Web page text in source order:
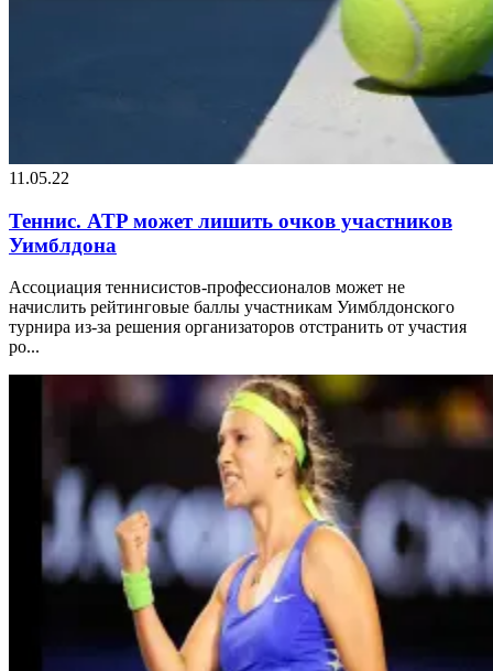
11.05.22
Теннис. ATP может лишить очков участников
Уимблдона
Ассоциация теннисистов-профессионалов может не
начислить рейтинговые баллы участникам Уимблдонского
турнира из-за решения организаторов отстранить от участия
ро...